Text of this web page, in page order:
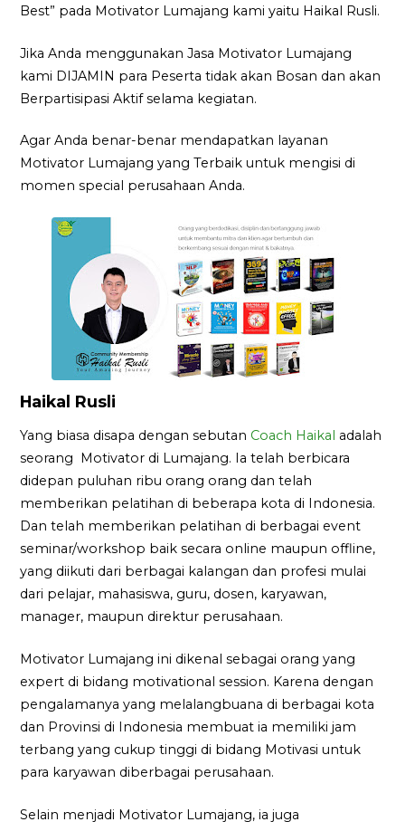
Best” pada Motivator Lumajang kami yaitu Haikal Rusli.
Jika Anda menggunakan Jasa Motivator Lumajang
kami DIJAMIN para Peserta tidak akan Bosan dan akan
Berpartisipasi Aktif selama kegiatan.
Agar Anda benar-benar mendapatkan layanan
Motivator Lumajang yang Terbaik untuk mengisi di
momen special perusahaan Anda.
Haikal Rusli
Yang biasa disapa dengan sebutan Coach Haikal adalah
seorang Motivator di Lumajang. Ia telah berbicara
didepan puluhan ribu orang orang dan telah
memberikan pelatihan di beberapa kota di Indonesia.
Dan telah memberikan pelatihan di berbagai event
seminar/workshop baik secara online maupun offline,
yang diikuti dari berbagai kalangan dan profesi mulai
dari pelajar, mahasiswa, guru, dosen, karyawan,
manager, maupun direktur perusahaan.
Motivator Lumajang ini dikenal sebagai orang yang
expert di bidang motivational session. Karena dengan
pengalamanya yang melalangbuana di berbagai kota
dan Provinsi di Indonesia membuat ia memiliki jam
terbang yang cukup tinggi di bidang Motivasi untuk
para karyawan diberbagai perusahaan.
Selain menjadi Motivator Lumajang, ia juga